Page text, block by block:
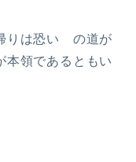
りは恐い の道が
本領であるともい